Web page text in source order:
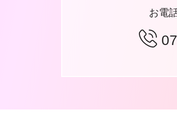
お電